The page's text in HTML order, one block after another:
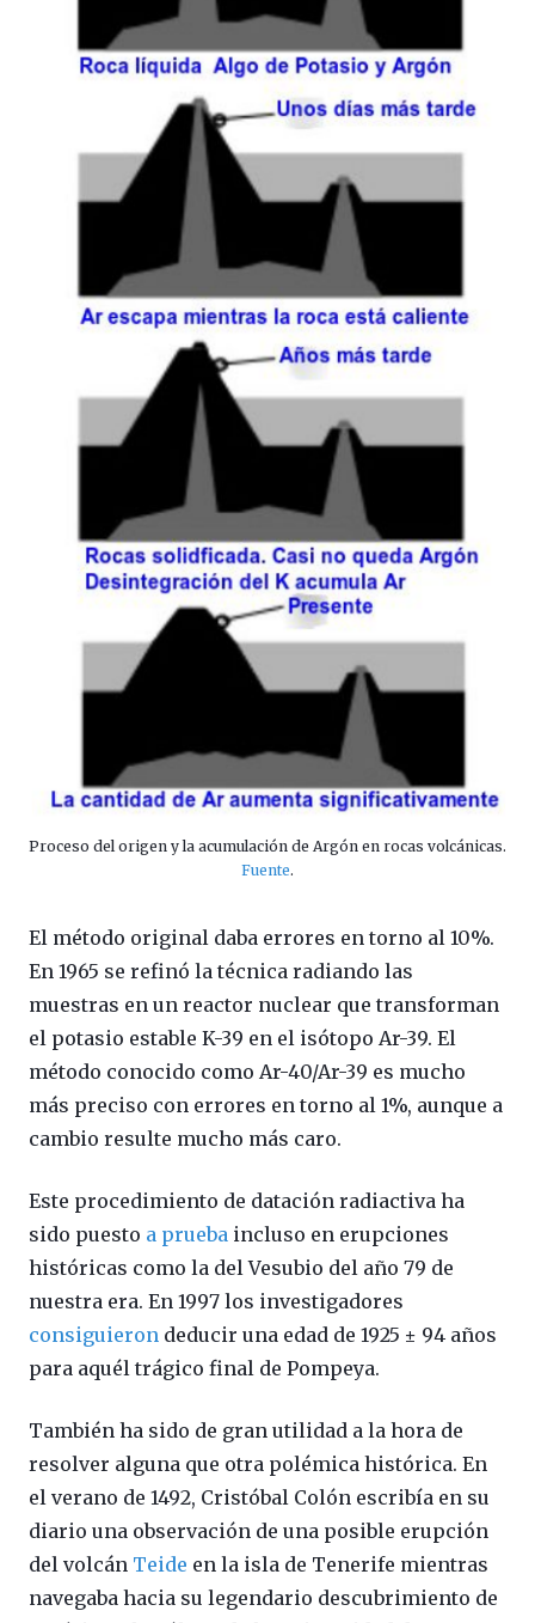
Proceso del origen y la acumulación de Argón en rocas volcánicas.
Fuente.
El método original daba errores en torno al 10%.
En 1965 se refinó la técnica radiando las
muestras en un reactor nuclear que transforman
el potasio estable K-39 en el isótopo Ar-39. El
método conocido como Ar-40/Ar-39 es mucho
más preciso con errores en torno al 1%, aunque a
cambio resulte mucho más caro.
Este procedimiento de datación radiactiva ha
sido puesto a prueba incluso en erupciones
históricas como la del Vesubio del año 79 de
nuestra era. En 1997 los investigadores
consiguieron deducir una edad de 1925 ± 94 años
para aquél trágico final de Pompeya.
También ha sido de gran utilidad a la hora de
resolver alguna que otra polémica histórica. En
el verano de 1492, Cristóbal Colón escribía en su
diario una observación de una posible erupción
del volcán Teide en la isla de Tenerife mientras
navegaba hacia su legendario descubrimiento de